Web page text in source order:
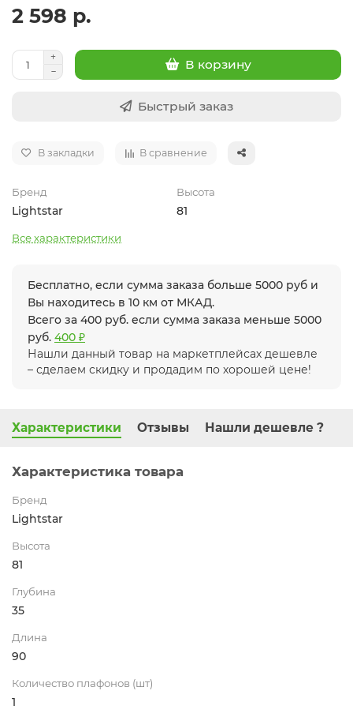
2 598 р.
В корзину
Быстрый заказ
В закладки В сравнение
Бренд
Lightstar
Высота
81
Все характеристики
Бесплатно, если сумма заказа больше 5000 руб и
Вы находитесь в 10 км от МКАД.
Всего за 400 руб. если сумма заказа меньше 5000
руб. 400 ₽
Нашли данный товар на маркетплейсах дешевле
– сделаем скидку и продадим по хорошей цене!
Характеристики Отзывы Нашли дешевле ?
Характеристика товара
Бренд
Lightstar
Высота
81
Глубина
35
Длина
90
Количество плафонов (шт)
1